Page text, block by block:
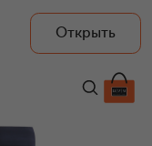
Открыть
77 350 ₽